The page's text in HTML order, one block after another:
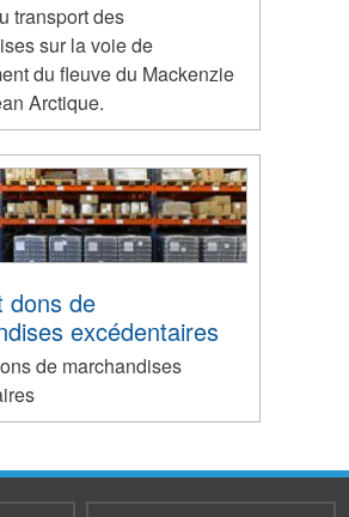
transport des
sur la voie de
du fleuve du Mackenzie
Arctique.
dons de
excédentaires
de marchandises